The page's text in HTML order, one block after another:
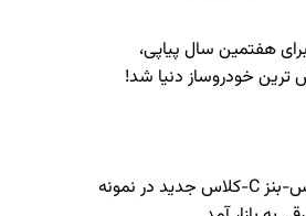
برای هفتمین سال پیاپی،
ترین خودروساز دنیا شد!
مرسدس-بنز C-کلاس جدید در نمونه